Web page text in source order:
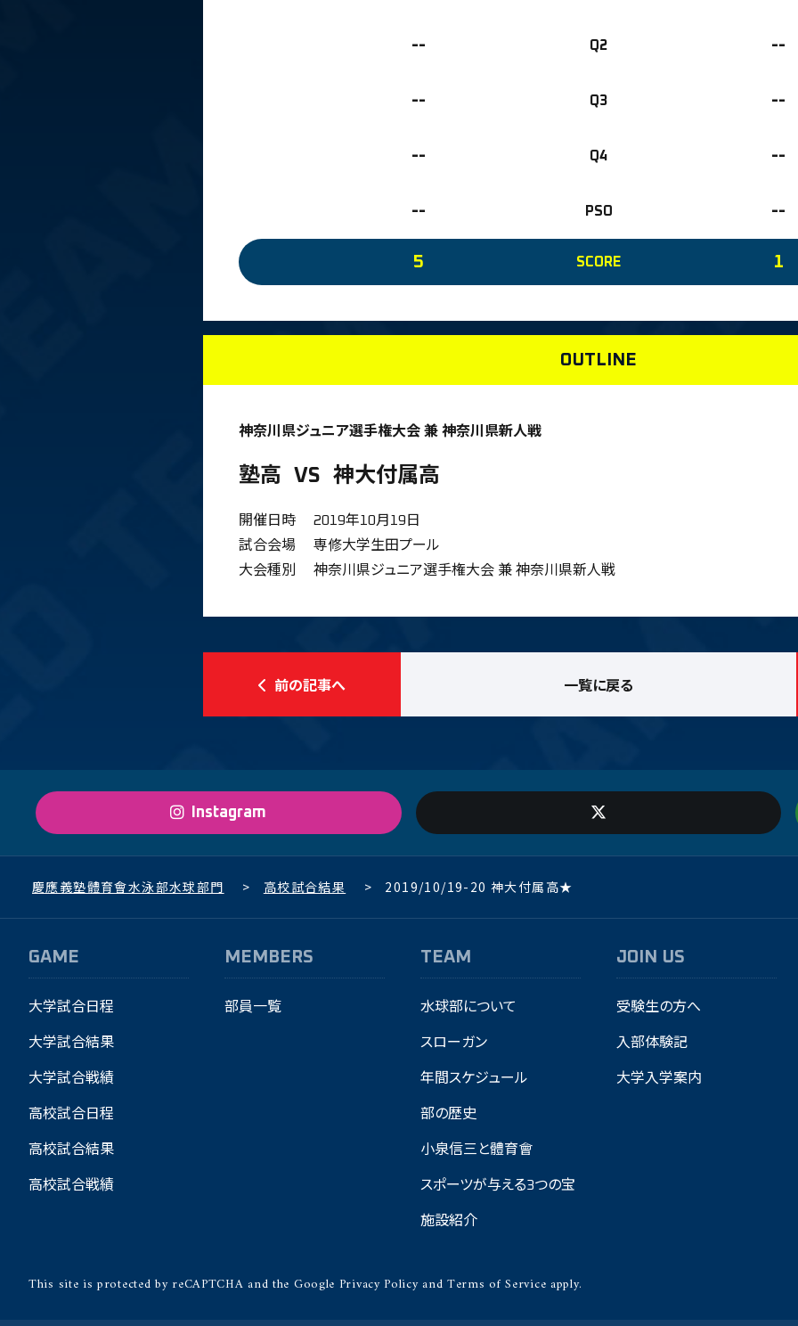
-- Q2 --
-- Q3 --
-- Q4 --
-- PSO --
5 SCORE 1
OUTLINE
神奈川県ジュニア選手権大会 兼 神奈川県新人戦
塾高 VS 神大付属高
開催日時
2019年10月19日
試合会場
専修大学生田プール
大会種別
神奈川県ジュニア選手権大会 兼 神奈川県新人戦
前の記事へ 一覧に戻る
Instagram
慶應義塾體育會水泳部水球部門 > 高校試合結果 > 2019/10/19-20 神大付属高★
GAME
大学試合日程
大学試合結果
大学試合戦績
高校試合日程
高校試合結果
高校試合戦績
MEMBERS
部員一覧
TEAM
水球部について
スローガン
年間スケジュール
部の歴史
小泉信三と體育會
スポーツが与える3つの宝
施設紹介
JOIN US
受験生の方へ
入部体験記
大学入学案内
This site is protected by reCAPTCHA and the Google Privacy PolicyandTerms of Service apply.